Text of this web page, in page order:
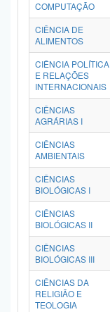
COMPUTAÇÃO
CIÊNCIA DE
ALIMENTOS
CIÊNCIA POLÍTICA
E RELAÇÕES
INTERNACIONAIS
CIÊNCIAS
AGRÁRIAS I
CIÊNCIAS
AMBIENTAIS
CIÊNCIAS
BIOLÓGICAS I
CIÊNCIAS
BIOLÓGICAS II
CIÊNCIAS
BIOLÓGICAS III
CIÊNCIAS DA
RELIGIÃO E
TEOLOGIA